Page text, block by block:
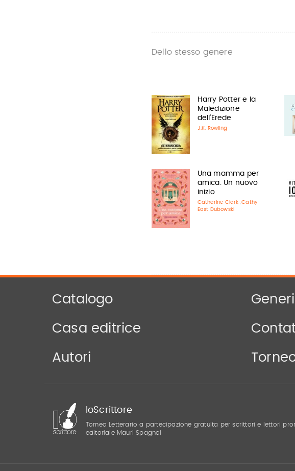
Dello stesso genere
Harry Potter e la
Maledizione
dell’Erede
J.K. Rowling
Una mamma per
amica. Un nuovo
inizio
Catherine Clark ,Cathy
East Dubowski
Catalogo Generi
Casa editrice
Autori
IoScrittore
Torneo Letterario a partecipazione gratuita per scrittori e lettori
editoriale Mauri Spagnol